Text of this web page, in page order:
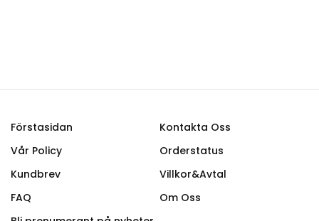
Förstasidan
Kontakta Oss
Vår Policy
Orderstatus
Kundbrev
Villkor&Avtal
FAQ
Om Oss